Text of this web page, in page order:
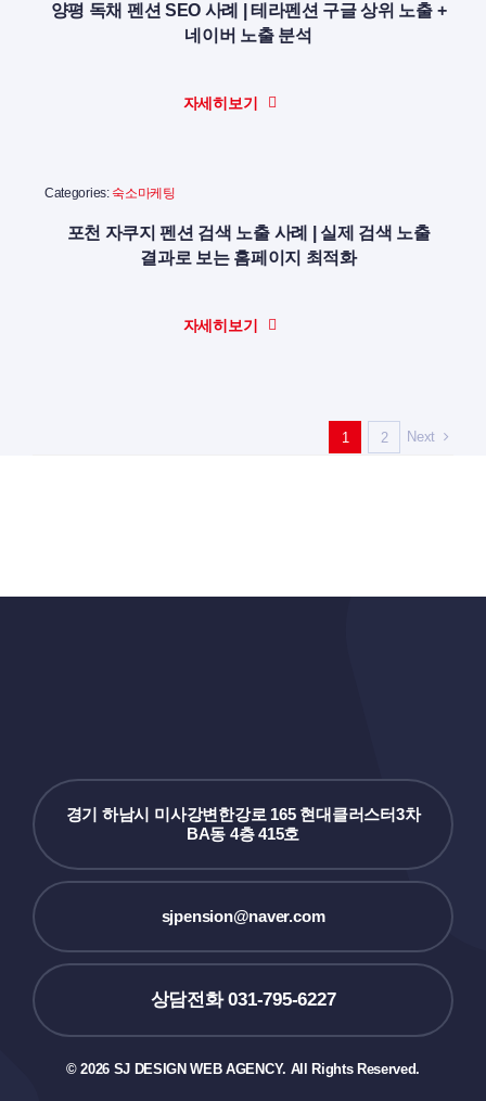
양평 독채 펜션 SEO 사례 | 테라펜션 구글 상위 노출 +
네이버 노출 분석
자세히보기
Categories: 숙소마케팅
포천 자쿠지 펜션 검색 노출 사례 | 실제 검색 노출
결과로 보는 홈페이지 최적화
자세히보기
1 2 Next
경기 하남시 미사강변한강로 165 현대클러스터3차
BA동 4층 415호
sjpension@naver.com
상담전화 031-795-6227
© 2026 SJ DESIGN WEB AGENCY. All Rights Reserved.